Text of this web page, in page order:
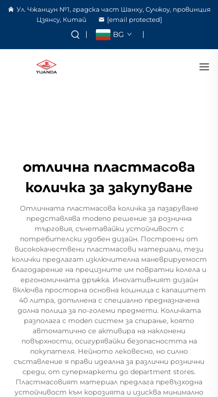
Ул. Чжанцун №1, градска част Шанху, Сучжоу, провинция
Цзянсу, Китай
[email protected]
BG
отлична пластмасова
количка за закупуване
Отличната пластмасова количка за пазаруване
представлява modenо решение за рознична
търговия, съчетавайки устойчивост с
потребителски удобен дизайн. Построени от
висококачествени пластмасови материали, тези
колички предлагат изключителна маневрируемост
благодарение на прецизните им повратни колела и
ергономичната дръжка. Инovативният дизайн
включва просторна основна кошница с капацитет
40 литра, допълнена с специално предназначена
долна полица за по-големи предмети. Количката
разполага с moden систем за спирање, която
автоматично се активира на наклонени
повърхности, осигурявайки безопасността на
покупателя. Нейното лековесно, но силно
съставление я прави идеална за различни рознични
среди, от супермаркети до department stores.
Пластмасовият материал предлага превъзходна
устойчивост към корозията и изисква минимално